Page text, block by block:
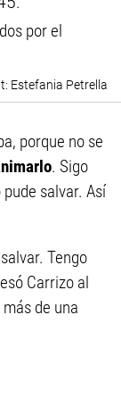
por el
Estefania Petrella
porque no se
. Sigo
salvar. Así
Tengo
Carrizo al
de una